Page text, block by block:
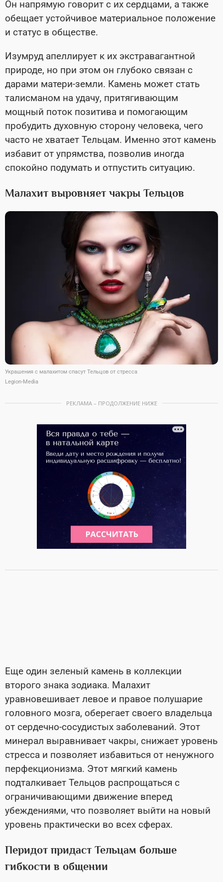
Он напрямую говорит с их сердцами, а также
обещает устойчивое материальное положение
и статус в обществе.
Изумруд апеллирует к их экстравагантной
природе, но при этом он глубоко связан с
дарами матери-земли. Камень может стать
талисманом на удачу, притягивающим
мощный поток позитива и помогающим
пробудить духовную сторону человека, чего
часто не хватает Тельцам. Именно этот камень
избавит от упрямства, позволив иногда
спокойно подумать и отпустить ситуацию.
Малахит выровняет чакры Тельцов
Украшения с малахитом спасут Тельцов от стресса
Legion-Media
РЕКЛАМА – ПРОДОЛЖЕНИЕ НИЖЕ
Еще один зеленый камень в коллекции
второго знака зодиака. Малахит
уравновешивает левое и правое полушарие
головного мозга, оберегает своего владельца
от сердечно-сосудистых заболеваний. Этот
минерал выравнивает чакры, снижает уровень
стресса и позволяет избавиться от ненужного
перфекционизма. Этот мягкий камень
подталкивает Тельцов распрощаться с
ограничивающими движение вперед
убеждениями, что позволяет выйти на новый
уровень практически во всех сферах.
Перидот придаст Тельцам больше
гибкости в общении